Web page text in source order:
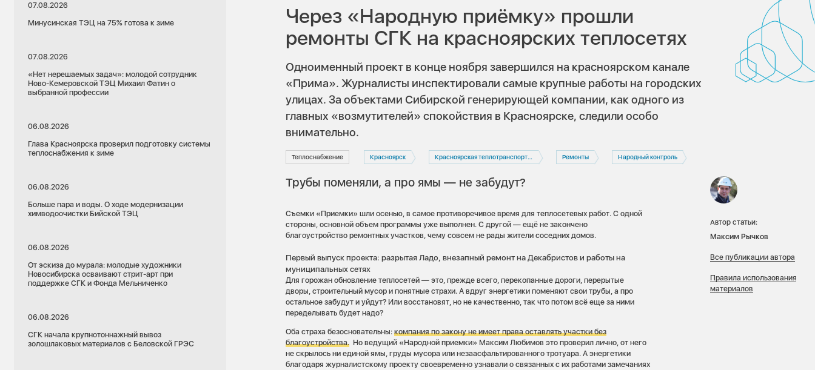
07.08.2026
Минусинская ТЭЦ на 75% готова к зиме
07.08.2026
«Нет нерешаемых задач»: молодой сотрудник
Ново-Кемеровской ТЭЦ Михаил Фатин о
выбранной профессии
06.08.2026
Глава Красноярска проверил подготовку системы
теплоснабжения к зиме
06.08.2026
Больше пара и воды. О ходе модернизации
химводоочистки Бийской ТЭЦ
06.08.2026
От эскиза до мурала: молодые художники
Новосибирска осваивают стрит-арт при
поддержке СГК и Фонда Мельниченко
06.08.2026
СГК начала крупнотоннажный вывоз
золошлаковых материалов с Беловской ГРЭС
Через «Народную приёмку» прошли
ремонты СГК на красноярских теплосетях
Одноименный проект в конце ноября завершился на красноярском канале
«Прима». Журналисты инспектировали самые крупные работы на городских
улицах. За объектами Сибирской генерирующей компании, как одного из
главных «возмутителей» спокойствия в Красноярске, следили особо
внимательно.
Теплоснабжение Красноярск Красноярская теплотранспортная компания Ремонты Народный контроль
Трубы поменяли, а про ямы — не забудут?
Съемки «Приемки» шли осенью, в самое противоречивое время для теплосетевых работ. С одной
стороны, основной объем программы уже выполнен. С другой — ещё не закончено
благоустройство ремонтных участков, чему совсем не рады жители соседних домов.
Первый выпуск проекта: разрытая Ладо, внезапный ремонт на Декабристов и работы на
муниципальных сетях
Для горожан обновление теплосетей — это, прежде всего, перекопанные дороги, перерытые
дворы, строительный мусор и понятные страхи. А вдруг энергетики поменяют свои трубы, а про
остальное забудут и уйдут? Или восстановят, но не качественно, так что потом всё еще за ними
переделывать будет надо?
Оба страха безосновательны:компания по закону не имеет права оставлять участки без
благоустройства. Но ведущий «Народной приемки» Максим Любимов это проверил лично, от него
не скрылось ни единой ямы, груды мусора или незаасфальтированного тротуара. А энергетики
благодаря журналистскому проекту своевременно узнавали о связанных с их работами замечаниях
Автор статьи:
Максим Рычков
Все публикации автора
Правила использования
материалов